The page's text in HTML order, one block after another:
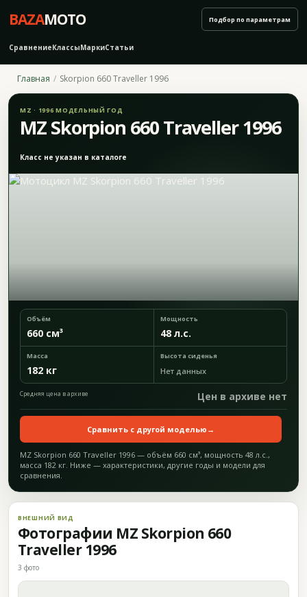
BAZAMOTO
СравнениеКлассыМаркиСтатьи
Подбор по параметрам
Главная Skorpion 660 Traveller 1996
MZ · 1996 МОДЕЛЬНЫЙ ГОД
MZ Skorpion 660 Traveller 1996
Класс не указан в каталоге
Объём
660 см³
Мощность
48 л.с.
Масса
182 кг
Высота сиденья
Нет данных
Средняя цена в архиве Цен в архиве нет
Сравнить с другой моделью →
MZ Skorpion 660 Traveller 1996 — объём 660 см³, мощность 48 л.с.,
масса 182 кг. Ниже — характеристики, другие годы и модели для
сравнения.
ВНЕШНИЙ ВИД
Фотографии MZ Skorpion 660
Traveller 1996
3 фото